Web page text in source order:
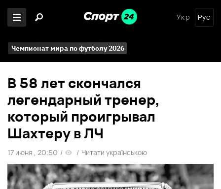
Укр Рус
Чемпионат мира по футболу 2026
В 58 лет скончался
легендарный тренер,
который проигрывал
Шахтеру в ЛЧ
17 июня , 20:50 / / Читати українською